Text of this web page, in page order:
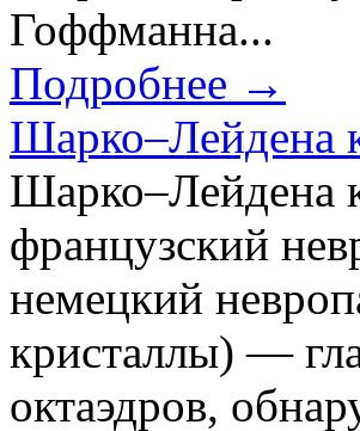
Гоффманна...
Подробнее →
Шарко–Лейдена
Шарко–Лейдена
французский
немецкий
кристаллы) —
октаэдров,